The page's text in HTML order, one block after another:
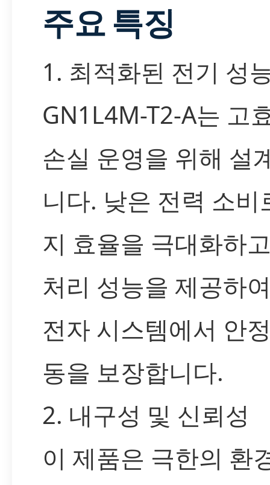
주요 특징
1. 최적화된 전기 성
GN1L4M-T2-A는 고
손실 운영을 위해 설
니다. 낮은 전력 소비
지 효율을 극대화하
처리 성능을 제공하
전자 시스템에서 안
동을 보장합니다.
2. 내구성 및 신뢰성
이 제품은 극한의 환